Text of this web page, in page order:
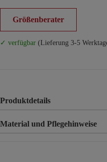
Größenberater
✓ verfügbar (Lieferung 3-5
Produktdetails
Material und Pflegehinweise